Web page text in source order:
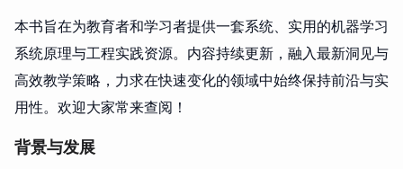
本书旨在为教育者和学习者提供一套系统、实用的机器学习
系统原理与工程实践资源。内容持续更新，融入最新洞见与
高效教学策略，力求在快速变化的领域中始终保持前沿与实
用性。欢迎大家常来查阅！
背景与发展